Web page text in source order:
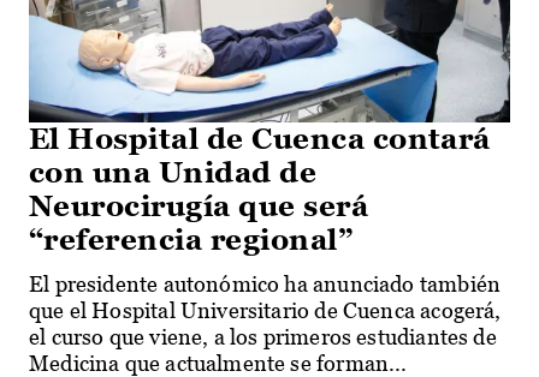
El Hospital de Cuenca contará
con una Unidad de
Neurocirugía que será
“referencia regional”
El presidente autonómico ha anunciado también
que el Hospital Universitario de Cuenca acogerá,
el curso que viene, a los primeros estudiantes de
Medicina que actualmente se forman...